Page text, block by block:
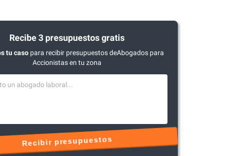
Recibe 3 presupuestos gratis
tu casopara recibir presupuestos deAbogados para
Accionistas en tu zona
Recibir presupuestos